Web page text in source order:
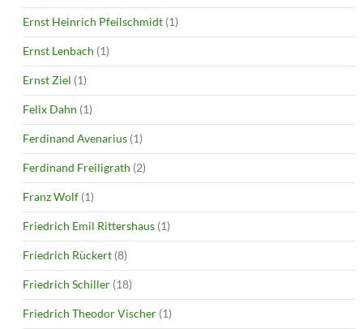
Ernst Heinrich Pfeilschmidt (1)
Ernst Lenbach (1)
Ernst Ziel (1)
Felix Dahn (1)
Ferdinand Avenarius (1)
Ferdinand Freiligrath (2)
Franz Wolf (1)
Friedrich Emil Rittershaus (1)
Friedrich Rückert (8)
Friedrich Schiller (18)
Friedrich Theodor Vischer (1)